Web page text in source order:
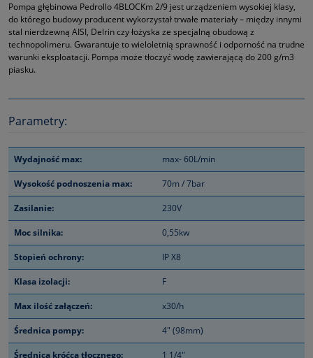
Pompa głębinowa Pedrollo 4BLOCKm 2/9 jest urządzeniem wysokiej klasy,
do którego budowy producent wykorzystał trwałe materiały – między innymi
stal nierdzewną AISI, Delrin czy łożyska ze specjalną obudową z
technopolimeru. Gwarantuje to wieloletnią sprawność i odporność na trudne
warunki eksploatacji. Pompa może tłoczyć wodę zawierającą do 200 g/m3
piasku.
Parametry:
Wydajność max: max- 60L/min
Wysokość podnoszenia max: 70m / 7bar
Zasilanie: 230V
Moc silnika: 0,55kw
Stopień ochrony: IP X8
Klasa izolacji: F
Max ilość załączeń: x30/h
Średnica pompy: 4" (98mm)
Średnica króćca tłocznego: 1 1/4"